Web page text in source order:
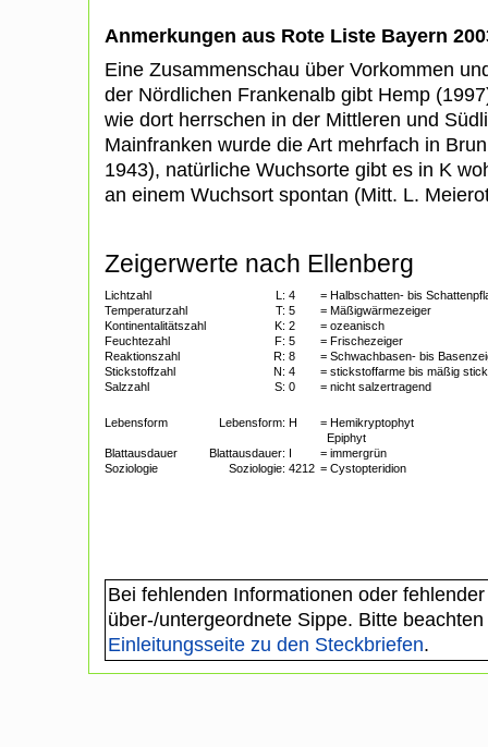
Anmerkungen aus Rote Liste Bayern
Eine Zusammenschau über Vorkommen
der Nördlichen Frankenalb gibt Hemp
wie dort herrschen in der Mittleren und
Mainfranken wurde die Art mehrfach in
1943), natürliche Wuchsorte gibt es in K
an einem Wuchsort spontan (Mitt. L.
Zeigerwerte nach Ellenberg
Lichtzahl L: 4
= Halbschatten- bis
Temperaturzahl
T: 5
= Mäßigwärmezeiger
Kontinentalitätszahl
K: 2
= ozeanisch
Feuchtezahl
F: 5
= Frischezeiger
Reaktionszahl
R: 8
= Schwachbasen- bis
Stickstoffzahl
N: 4
= stickstoffarme bis mäßig
Salzzahl
S: 0 = nicht salzertragend
Lebensform Lebensform: H
= Hemikryptophyt
Epiphyt
Blattausdauer
Blattausdauer: I
= immergrün
Soziologie
Soziologie: 4212 = Cystopteridion
Bei fehlenden Informationen oder
über-/untergeordnete Sippe. Bitte
Einleitungsseite zu den Steckbriefen.